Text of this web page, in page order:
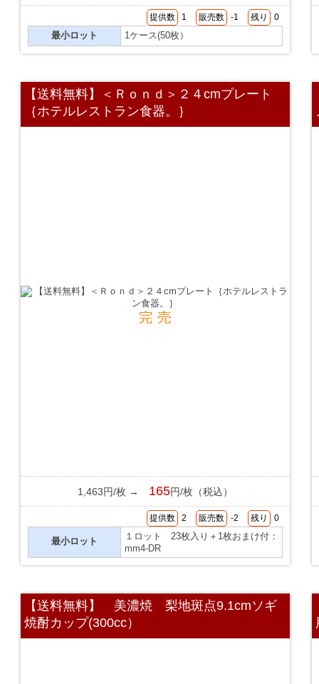
提供数 1 販売数 -1 残り 0
最小ロット 1ケース(50枚）
【送料無料】＜Ｒｏｎｄ＞２４cmプレート
｛ホテルレストラン食器。｝
1,463円/枚 → 165円/枚（税込）
提供数 2 販売数 -2 残り 0
最小ロット
１ロット 23枚入り＋1枚おまけ付：
mm4-DR
【送料無料】 美濃焼 梨地斑点9.1cmソギ
焼酎カップ(300cc）